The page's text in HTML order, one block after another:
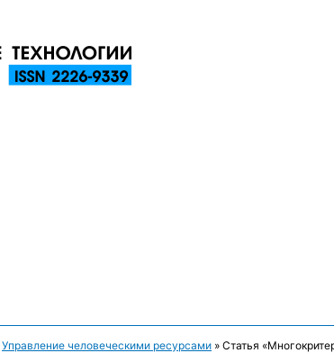
Управление человеческими ресурсами » Статья